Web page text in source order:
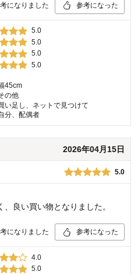
になりました 参考になった
5.0
5.0
5.0
5.0
45cm
の他
い足し、ネットで見つけて
分、配偶者
2026年04月15日
5.0
良い買い物となりました。
になりました 参考になった
4.0
5.0